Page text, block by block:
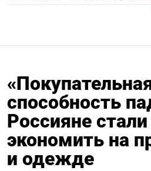
способность
Россияне
экономить на
и одежде